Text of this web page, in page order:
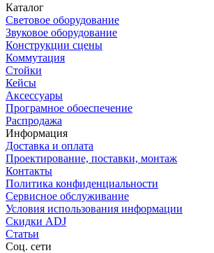
Каталог
Световое оборудование
Звуковое оборудование
Конструкции сцены
Коммутация
Стойки
Кейсы
Аксессуары
Програмное обоеспечение
Распродажа
Информация
Доставка и оплата
Проектирование, поставки, монтаж
Контакты
Политика конфиденциальности
Сервисное обслуживание
Условия использования информации
Скидки ADJ
Статьи
Соц. сети